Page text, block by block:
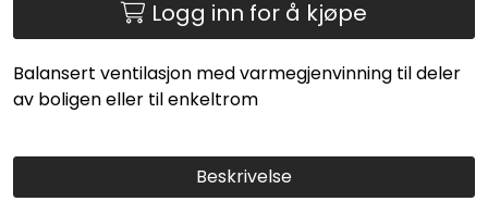
Logg inn for å kjøpe
Balansert ventilasjon med varmegjenvinning til deler
av boligen eller til enkeltrom
Beskrivelse